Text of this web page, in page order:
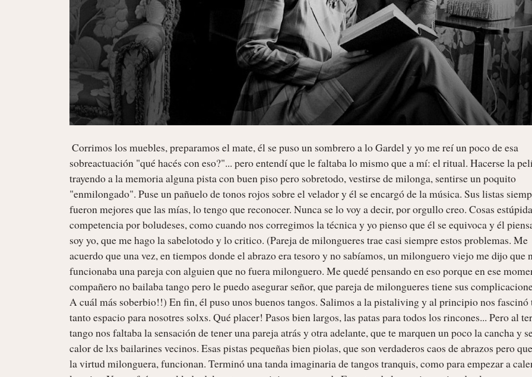
sobreactuación "qué hacés con eso?"... pero entendí que le faltaba lo mismo que a mí: el ritual. Hacerse la
trayendo a la memoria alguna pista con buen piso pero sobretodo, vestirse de milonga, sentirse un poquito
"enmilongado". Puse un pañuelo de tonos rojos sobre el velador y él se encargó de la música. Sus listas
fueron mejores que las mías, lo tengo que reconocer. Nunca se lo voy a decir, por orgullo creo. Cosas
competencia por boludeses, como cuando nos corregimos la técnica y yo pienso que él se equivoca y él
soy yo, que me hago la sabelotodo y lo critico. (Pareja de milongueres trae casi siempre estos problemas. Me
acuerdo que una vez, en tiempos donde el abrazo era tesoro y no sabíamos, un milonguero viejo me dijo que
funcionaba una pareja con alguien que no fuera milonguero. Me quedé pensando en eso porque en ese
compañero no bailaba tango pero le puedo asegurar señor, que pareja de milongueres tiene sus
A cuál más soberbio!!) En fin, él puso unos buenos tangos. Salimos a la pistaliving y al principio nos fascinó
tanto espacio para nosotres solxs. Qué placer! Pasos bien largos, las patas para todos los rincones... Pero al
tango nos faltaba la sensación de tener una pareja atrás y otra adelante, que te marquen un poco la cancha y
calor de lxs bailarines vecinos. Esas pistas pequeñas bien piolas, que son verdaderos caos de abrazos pero
la virtud milonguera, funcionan. Terminó una tanda imaginaria de tangos tranquis, como para empezar a